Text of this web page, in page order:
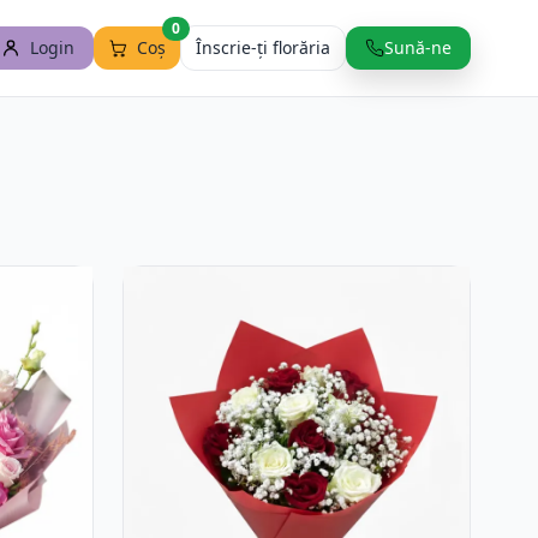
Login Coș
0
Înscrie-ți florăria Sună-ne